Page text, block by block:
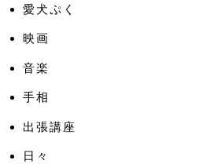
愛犬ぷく
映画
音楽
手相
出張講座
日々